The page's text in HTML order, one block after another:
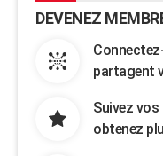
DEVENEZ
partagent
Suivez
obtenez